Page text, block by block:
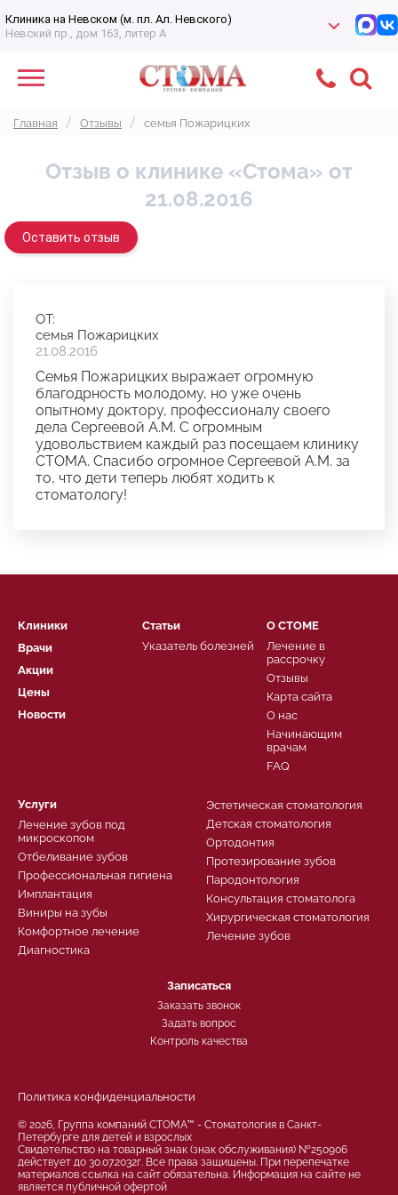
Клиника на Невском (м. пл. Ал. Невского)
Невский пр., дом 163, литер А
Главная Отзывы семья Пожарицких
Отзыв о клинике «Стома» от
21.08.2016
Оставить отзыв
ОТ:
семья Пожарицких
21.08.2016
Семья Пожарицких выражает огромную
благодрность молодому, но уже очень
опытному доктору, профессионалу своего
дела Сергеевой А.М. С огромным
удовольствием каждый раз посещаем клинику
СТОМА. Спасибо огромное Сергеевой А.М. за
то, что дети теперь любят ходить к
стоматологу!
Клиники
Врачи
Акции
Цены
Новости
Услуги
Лечение зубов под
микроскопом
Отбеливание зубов
Профессиональная гигиена
Имплантация
Виниры на зубы
Комфортное лечение
Диагностика
Эстетическая стоматология
Детская стоматология
Ортодонтия
Протезирование зубов
Пародонтология
Консультация стоматолога
Хирургическая стоматология
Лечение зубов
О СТОМЕ
Лечение в
рассрочку
Отзывы
Карта сайта
О нас
Начинающим
врачам
FAQ
Статьи
Указатель болезней
Записаться
Заказать звонок
Задать вопрос
Контроль качества
Политика конфиденциальности
© 2026, Группа компаний СТОМА™ - Стоматология в Санкт-
Петербурге для детей и взрослых
Свидетельство на товарный знак (знак обслуживания) №250906
действует до 30.07.2032г. Все права защищены. При перепечатке
материалов ссылка на сайт обязательна. Информация на сайте не
является публичной офертой